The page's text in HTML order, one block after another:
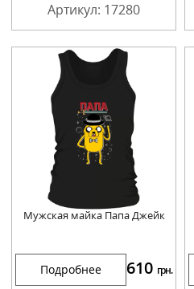
Артикул: 17280
Мужская майка Папа Джейк
Подробнее 610 грн.